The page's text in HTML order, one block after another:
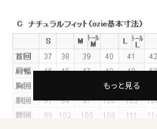
このコットンは、古代ペルー発祥の
統的な農法で手摘みで丁寧に収穫さ
維持しています。
天然の油脂分を豊富に含むため、格
やかな風合いを実現します。
上質で細かな糸が作れるため、高級
適です。
欧米では特に評価が高く、イタリアの
にも採用されています。
もっと見る